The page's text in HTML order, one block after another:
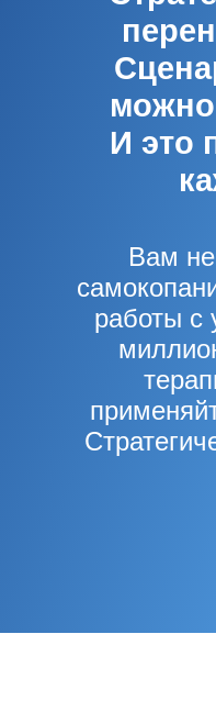
можно
И это
Вам
работы с